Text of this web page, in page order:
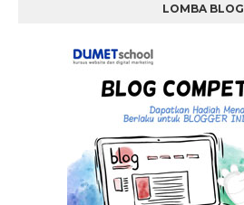
LOMBA BLOG